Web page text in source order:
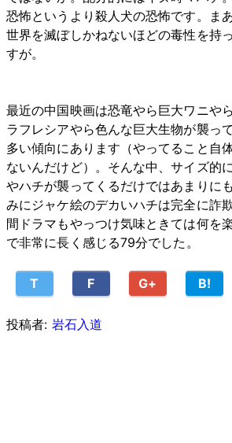
恐怖というより殺人犬の恐怖です。ま
世界を滅ぼしかねないほどの毒性を持
すが。
最近の中国映画は恐竜やら巨大ワニや
ラフレシアやら色んな巨大生物が襲っ
多い傾向にあります（やってること自
ないんだけど）。そんな中、サイズ的
やハチが襲ってくるだけではあまりに
みにジャケ絵のデカいハチは完全に詐
間ドラマもやっつけ気味ときては何を
で非常に長く感じる79分でした。
T F G+ B!
投稿者: 岩石入道